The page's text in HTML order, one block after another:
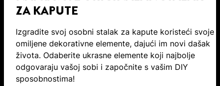
ZA KAPUTE
Izgradite svoj osobni stalak za kapute koristeći svoje
omiljene dekorativne elemente, dajući im novi dašak
života. Odaberite ukrasne elemente koji najbolje
odgovaraju vašoj sobi i započnite s vašim DIY
sposobnostima!